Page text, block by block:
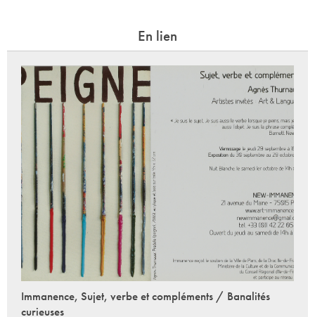
En lien
Immanence, Sujet, verbe et compléments / Banalités
curieuses